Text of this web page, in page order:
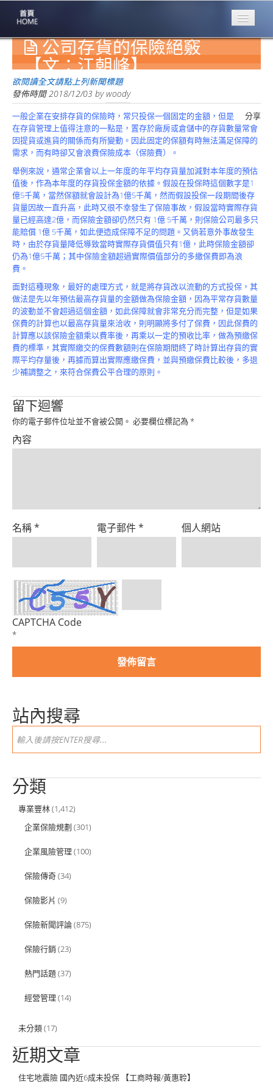
專業豐林
Professional
保險大家談
1386集
台灣商業保險
第一品牌
關於豐林
About
服務項目
Service
火災保額
估算系統
商品簡介
公司存貨的保險絕竅
【文：江朝峰】
欲閱讀全文請點上列新聞標題
發佈時間2018/12/03 bywoody
分享
一般企業在安排存貨的保險時，常只投保一個固定的金額，但是
在存貨管理上值得注意的一點是，置存於廠房或倉儲中的存貨數量常會
因提貨或進貨的關係而有所變動。因此固定的保額有時無法滿足保障的
需求，而有時卻又會浪費保險成本（保險費）。
舉例來說，通常企業會以上一年度的年平均存貨量加減對本年度的預估
值後，作為本年度的存貨投保金額的依據。假設在投保時這個數字是1
億5千萬，當然保額就會設計為1億5千萬，然而假設投保一段期間後存
貨量因故一直升高，此時又很不幸發生了保險事故，假設當時實際存貨
量已經高達2億，而保險金額卻仍然只有 1億 5千萬，則保險公司最多只
能賠償 1億 5千萬，如此便造成保障不足的問題。又倘若意外事故發生
時，由於存貨量降低導致當時實際存貨價值只有1億，此時保險金額卻
仍為1億5千萬；其中保險金額超過實際價值部分的多繳保費即為浪
費。
面對這種現象，最好的處理方式，就是將存貨改以流動的方式投保，其
做法是先以年預估最高存貨量的金額做為保險金額，因為平常存貨數量
的波動並不會超過這個金額，如此保障就會非常充分而完整，但是如果
保費的計算也以最高存貨量來洽收，則明顯將多付了保費，因此保費的
計算應以該保險金額乘以費率後，再乘以一定的預收比率，做為預繳保
費的標準，其實際繳交的保費數額則在保險期間終了時計算出存貨的實
際平均存量後，再據而算出實際應繳保費，並與預繳保費比較後，多退
少補調整之，來符合保費公平合理的原則。
留下迴響
你的電子郵件位址並不會被公開。 必要欄位標記為 *
內容
名稱* 電子郵件* 個人網站
CAPTCHA Code
*
站內搜尋
分類
專業豐林(1,412)
企業保險規劃 (301)
企業風險管理 (100)
保險傳奇(34)
保險影片 (9)
保險新聞評論(875)
保險行銷 (23)
熱門話題(37)
經營管理 (14)
未分類(17)
近期文章
住宅地震險 國內近6成未投保 【工商時報/黃惠聆】